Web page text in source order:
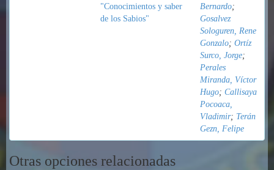
"Conocimientos y saber
de los Sabios"
Bernardo;
Gosalvez
Sologuren, Rene
Gonzalo; Ortíz
Surco, Jorge;
Perales
Miranda, Víctor
Hugo; Callisaya
Pocoaca,
Vladimir; Terán
Gezn, Felipe
Otras opciones relacionadas